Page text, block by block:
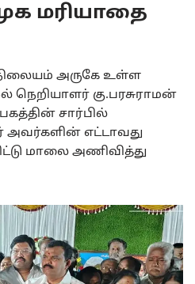
மரியாதை
நிலையம் அருகே உள்ள
நெறியாளர் கு.பரசுராமன்
சார்பில்
அவர்களின் எட்டாவது
மாலை அணிவித்து